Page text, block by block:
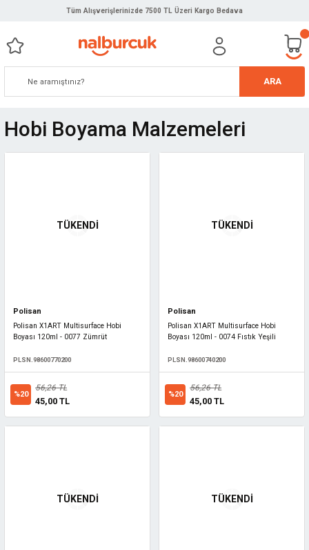
Tüm Alışverişlerinizde 7500 TL Üzeri Kargo Bedava
ARA
Hobi Boyama Malzemeleri
TÜKENDİ
Polisan
Polisan X1ART Multisurface Hobi
Boyası 120ml - 0077 Zümrüt
PLSN.98600770200
%20
56,26 TL
45,00 TL
TÜKENDİ
Polisan
Polisan X1ART Multisurface Hobi
Boyası 120ml - 0074 Fıstık Yeşili
PLSN.98600740200
%20
56,26 TL
45,00 TL
TÜKENDİ TÜKENDİ